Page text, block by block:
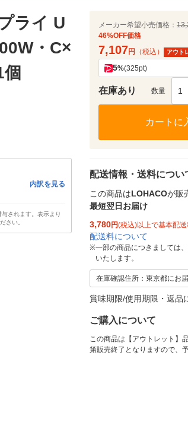
ライ U
・C×
内訳を見る
されます。表示より
さい。
メーカー希望小売価格：
46%OFF価格
7,107円 （税込） アウト
5%(325pt)
在庫あり 数量 1
カートに
配送情報・送料につい
この商品はLOHACOが販
最短翌日お届け
3,780円(税込)以上で基本配
配送料について
※一部の商品につきましては
いたします。
在庫確認住所：東京都にお
賞味期限/使用期限・返品
ご購入について
この商品は【アウトレット】
第販売終了となりますので、